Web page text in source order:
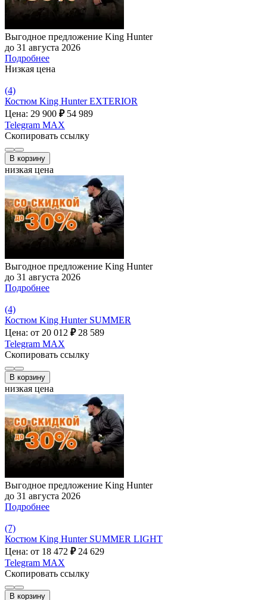
Выгодное предложение King Hunter
до 31 августа 2026
Подробнее
Низкая цена
(4)
Костюм King Hunter EXTERIOR
Цена: 29 900 ₽ 54 989
Telegram MAX
Скопировать ссылку
В корзину
низкая цена
Выгодное предложение King Hunter
до 31 августа 2026
Подробнее
(4)
Костюм King Hunter SUMMER
Цена: от 20 012 ₽ 28 589
Telegram MAX
Скопировать ссылку
В корзину
низкая цена
Выгодное предложение King Hunter
до 31 августа 2026
Подробнее
(7)
Костюм King Hunter SUMMER LIGHT
Цена: от 18 472 ₽ 24 629
Telegram MAX
Скопировать ссылку
В корзину